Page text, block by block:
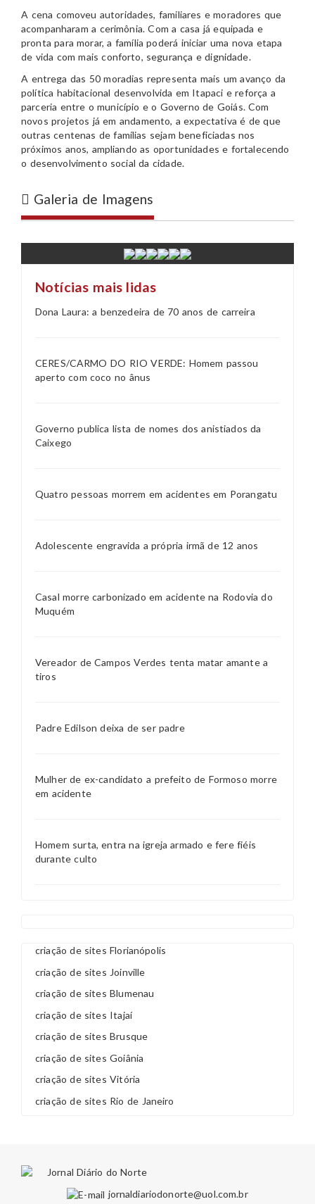
A cena comoveu autoridades, familiares e moradores que
acompanharam a cerimônia. Com a casa já equipada e
pronta para morar, a família poderá iniciar uma nova etapa
de vida com mais conforto, segurança e dignidade.
A entrega das 50 moradias representa mais um avanço da
política habitacional desenvolvida em Itapaci e reforça a
parceria entre o município e o Governo de Goiás. Com
novos projetos já em andamento, a expectativa é de que
outras centenas de famílias sejam beneficiadas nos
próximos anos, ampliando as oportunidades e fortalecendo
o desenvolvimento social da cidade.
Galeria de Imagens
Notícias mais lidas
Dona Laura: a benzedeira de 70 anos de carreira
CERES/CARMO DO RIO VERDE: Homem passou
aperto com coco no ânus
Governo publica lista de nomes dos anistiados da
Caixego
Quatro pessoas morrem em acidentes em Porangatu
Adolescente engravida a própria irmã de 12 anos
Casal morre carbonizado em acidente na Rodovia do
Muquém
Vereador de Campos Verdes tenta matar amante a
tiros
Padre Edilson deixa de ser padre
Mulher de ex-candidato a prefeito de Formoso morre
em acidente
Homem surta, entra na igreja armado e fere fiéis
durante culto
criação de sites Florianópolis
criação de sites Joinville
criação de sites Blumenau
criação de sites Itajaí
criação de sites Brusque
criação de sites Goiânia
criação de sites Vitória
criação de sites Rio de Janeiro
jornaldiariodonorte@uol.com.br